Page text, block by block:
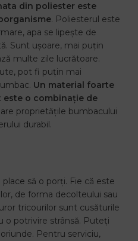
din poliester este
. Poliesterul este
apa se lipește de
Sunt ușoare, mai puțin
multe zile lucrătoare.
pot fi puțin mai
Un material foarte
este o combinație de
are proprietățile bumbacului
durabil.
să o porți. Fie că este
de forma decolteului sau
tricourilor sunt cusăturile
o potrivire strânsă. Puteți
Pentru serviciu,